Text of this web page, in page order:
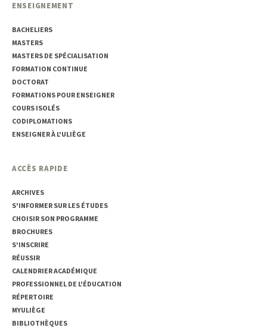
ENSEIGNEMENT
BACHELIERS
MASTERS
MASTERS DE SPÉCIALISATION
FORMATION CONTINUE
DOCTORAT
FORMATIONS POUR ENSEIGNER
COURS ISOLÉS
CODIPLOMATIONS
ENSEIGNER À L'ULIÈGE
ACCÈS RAPIDE
ARCHIVES
S'INFORMER SUR LES ÉTUDES
CHOISIR SON PROGRAMME
BROCHURES
S'INSCRIRE
RÉUSSIR
CALENDRIER ACADÉMIQUE
PROFESSIONNEL DE L'ÉDUCATION
RÉPERTOIRE
MYULIÈGE
BIBLIOTHÈQUES